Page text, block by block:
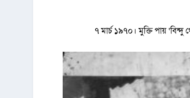
৭ মার্চ ১৯৭০। মুক্তি পায়